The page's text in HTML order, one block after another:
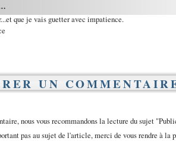
que je vais guetter avec impatience.
UN
nous vous recommandons la lecture du sujet
pas au sujet de l'article, merci de vous rendre à la